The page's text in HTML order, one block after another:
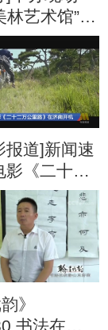
林艺术馆”开
艺术精品展
报道]新闻速
影《二十二
在济南开
》
书法在校